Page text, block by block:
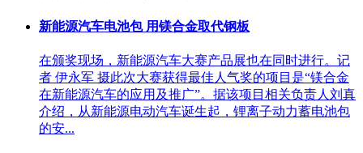
新能源汽车电池包 用镁合金取代钢板
在颁奖现场，新能源汽车大赛产品展也在同时进行。记
者 伊永军 摄此次大赛获得最佳人气奖的项目是“镁合金
在新能源汽车的应用及推广”。据该项目相关负责人刘真
介绍，从新能源电动汽车诞生起，锂离子动力蓄电池包
的安...